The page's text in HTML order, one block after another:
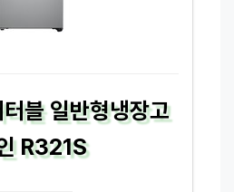
블 일반형냉장고
R321S